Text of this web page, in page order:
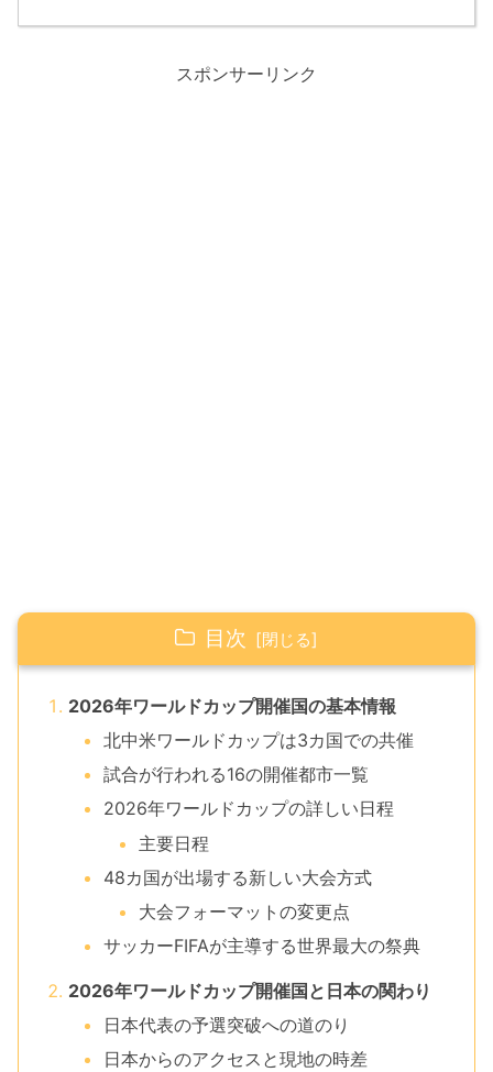
スポンサーリンク
目次
2026年ワールドカップ開催国の基本情報
北中米ワールドカップは3カ国での共催
試合が行われる16の開催都市一覧
2026年ワールドカップの詳しい日程
主要日程
48カ国が出場する新しい大会方式
大会フォーマットの変更点
サッカーFIFAが主導する世界最大の祭典
2026年ワールドカップ開催国と日本の関わり
日本代表の予選突破への道のり
日本からのアクセスと現地の時差